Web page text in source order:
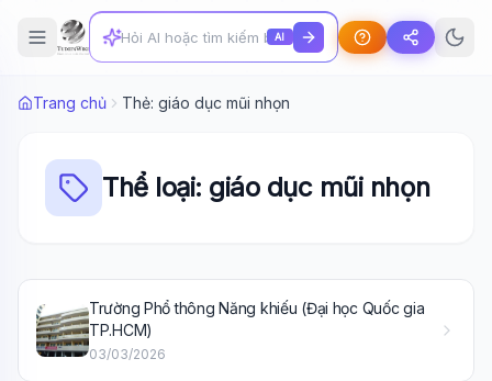
AI
Trang chủ Thẻ: giáo dục mũi nhọn
Thể loại: giáo dục mũi nhọn
Trường Phổ thông Năng khiếu (Đại học Quốc gia
TP.HCM)
03/03/2026
🤖 Wiki Trợ Lý
Sẵn sàng hỗ trợ